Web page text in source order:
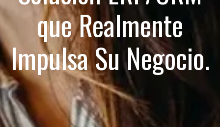
que Realmente
Impulsa Su Negocio.